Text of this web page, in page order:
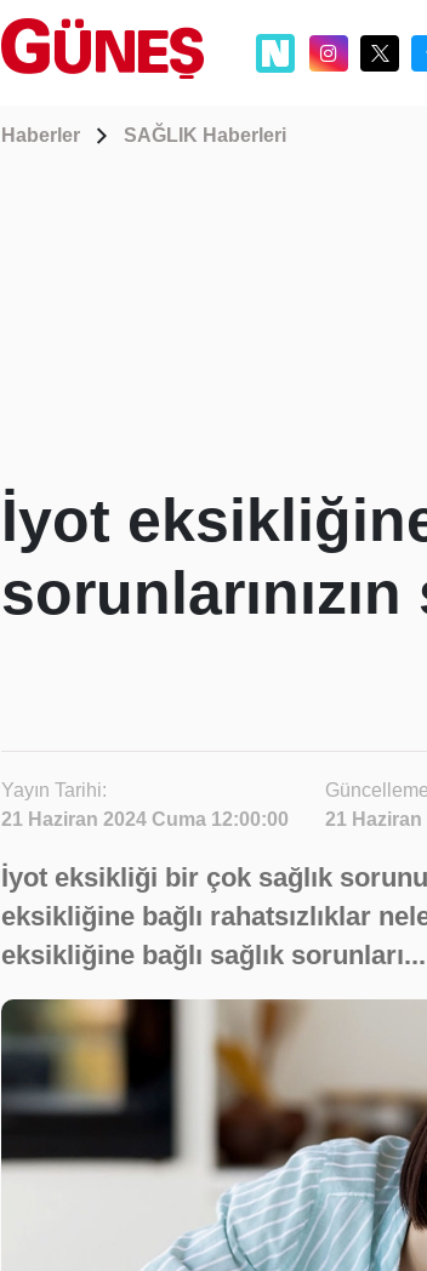
Haberler SAĞLIK Haberleri
İyot
Yayın Tarihi:
21 Haziran 2024 Cuma 12:00:00
21 Haziran
İyot eksikliği bir çok sağlık
eksikliğine bağlı rahatsızlıklar
eksikliğine bağlı sağlık sorunları...